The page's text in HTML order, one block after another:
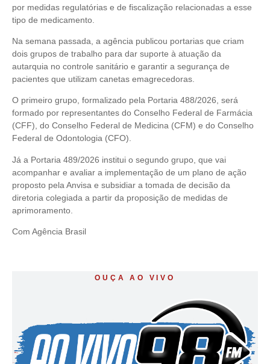
por medidas regulatórias e de fiscalização relacionadas a esse
tipo de medicamento.
Na semana passada, a agência publicou portarias que criam
dois grupos de trabalho para dar suporte à atuação da
autarquia no controle sanitário e garantir a segurança de
pacientes que utilizam canetas emagrecedoras.
O primeiro grupo, formalizado pela Portaria 488/2026, será
formado por representantes do Conselho Federal de Farmácia
(CFF), do Conselho Federal de Medicina (CFM) e do Conselho
Federal de Odontologia (CFO).
Já a Portaria 489/2026 institui o segundo grupo, que vai
acompanhar e avaliar a implementação de um plano de ação
proposto pela Anvisa e subsidiar a tomada de decisão da
diretoria colegiada a partir da proposição de medidas de
aprimoramento.
Com Agência Brasil
OUÇA AO VIVO